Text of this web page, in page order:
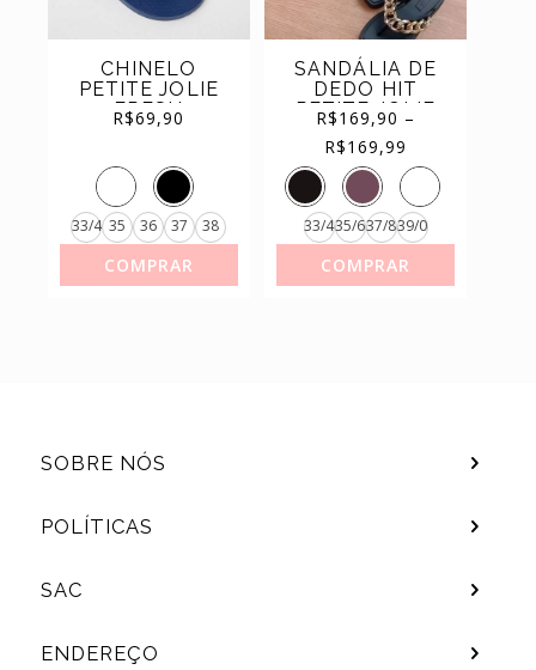
CHINELO
PETITE JOLIE
FRESH
ESTRELAS
R$69,90
33/4 35 36 37 38
COMPRAR
SANDÁLIA DE
DEDO HIT
PETITE JOLIE
ORIGINAL REF.
PJ6515
R$169,90 –
R$169,99
33/435/637/839/0
COMPRAR
SOBRE NÓS
POLÍTICAS
SAC
ENDEREÇO